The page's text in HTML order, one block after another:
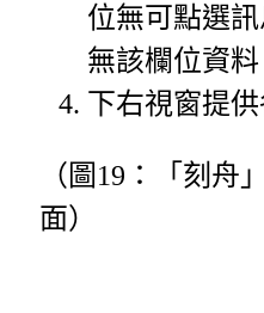
位無可點選
無該欄位資料
下右視窗提
（圖19：「刻舟
面）